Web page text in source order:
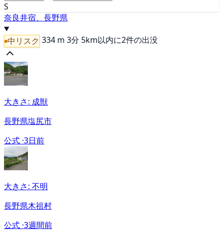
S
奈良井宿、長野県
中リスク 334 m 3分 5km以内に2件の出没
大きさ: 成獣
長野県塩尻市
公式 ·3日前
大きさ: 不明
長野県木祖村
公式 ·3週間前